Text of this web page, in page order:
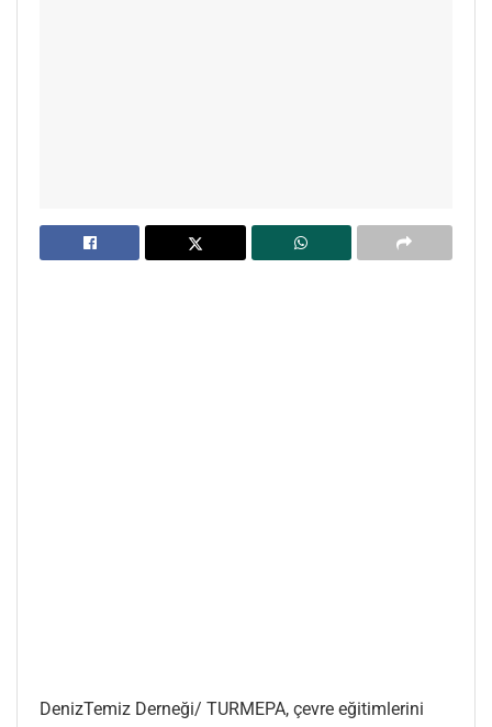
DenizTemiz Derneği/ TURMEPA, çevre eğitimlerini